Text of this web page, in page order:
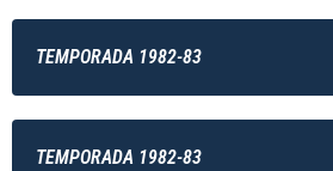
TEMPORADA 1982-83
TEMPORADA 1982-83